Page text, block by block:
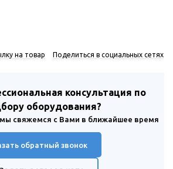
на товар Поделиться в социальных сетях
консультация по
оборудования?
мы свяжемся с Вами в ближайшее время
обратный звонок